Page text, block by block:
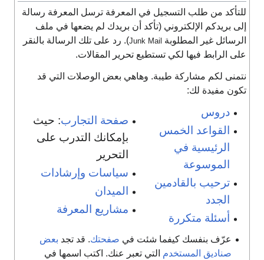
من طلب التسجيل في المعرفة ترسل المعرفة رسالة
بريدكم الإلكتروني (تأكد أن بريدك لم يضعها في ملف
غير المطلوبةJunk Mail ). رد على تلك الرسالة بالنقر
الرابط فيها لكي تستطيع تحرير المقالات.
لكم مشاركة طيبة. وهاهي بعض الوصلات التي قد
مفيدة لك:
دروس
القواعد الخمس
الرئيسية في
الموسوعة
ترحيب بالقادمين
الجدد
أسئلة متكررة
صفحة التجارب: حيث
بإمكانك التدرب على
التحرير
سياسات وإرشادات
الميدان
مشاريع المعرفة
عرّف بنفسك كيفما شئت فيصفحتك. قد تجدبعض
صناديق المستخدمالتي تعبر عنك. اكتب اسمها في